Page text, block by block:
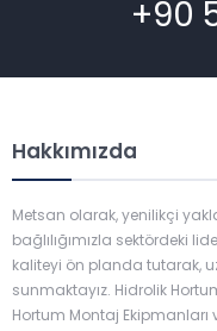
+90
Hakkımızda
Metsan olarak, yenilikçi
bağlılığımızla sektördeki
kaliteyi ön planda tutarak,
sunmaktayız. Hidrolik
Hortum Montaj Ekipmanları